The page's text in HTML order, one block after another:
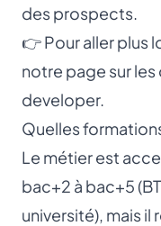
des prospects.
👉 Pour aller plus
notre page sur les
developer.
Quelles
Le métier est
bac+2 à bac+5
université), mais il